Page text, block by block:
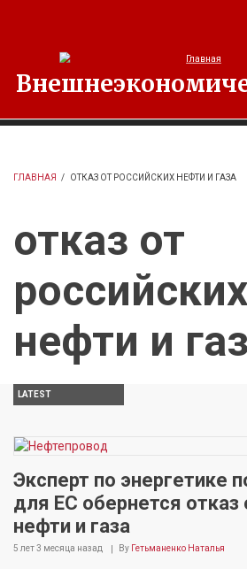
ГЛАВНАЯ / ОТКАЗ ОТ РОССИЙСКИХ НЕФТИ И ГАЗА
отказ от
российских
нефти и
LATEST
Эксперт по энергетике
для ЕС обернется отказ
нефти и газа
5 лет 3 месяца назад By Гетьманенко Наталья